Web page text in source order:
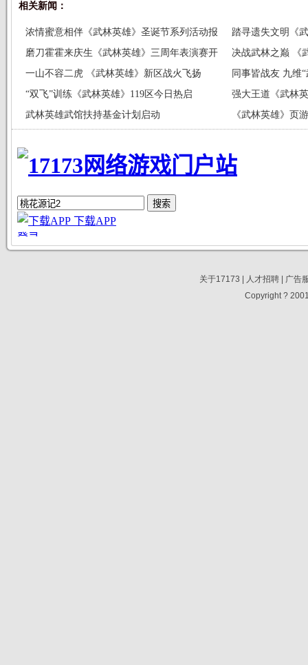
相关新闻：
浓情蜜意相伴《武林英雄》圣诞节系列活动报
喜
踏寻遗失文明《
秘
磨刀霍霍来庆生《武林英雄》三周年表演赛开
动
决战武林之巅 《
一山不容二虎 《武林英雄》新区战火飞扬
同事皆战友 九维
“双飞”训练《武林英雄》119区今日热启
强大王道《武林
武林英雄武馆扶持基金计划启动
《武林英雄》页
关于17173 人才招聘|
广告
Copyright ?